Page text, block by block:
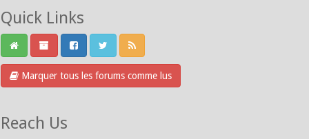
Quick Links
Marquer tous les forums comme lus
Reach Us